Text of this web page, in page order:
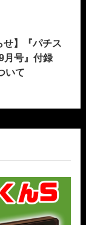
せ】『パチス
月号』付録
いて